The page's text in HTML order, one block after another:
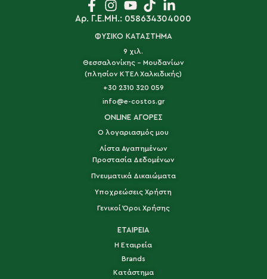
Αρ. Γ.Ε.ΜΗ.: 058634304000
ΦΥΣΙΚΟ ΚΑΤΑΣΤΗΜΑ
9 χιλ.
Θεσσαλονίκης - Μουδανίων
(πλησίον ΚΤΕΛ Χαλκιδικής)
+30 2310 320 059
info@e-costos.gr
ONLINE ΑΓΟΡΕΣ
Ο λογαριασμός μου
Λίστα Αγαπημένων
Προστασία Δεδομένων
Πνευματικά Δικαιώματα
Υποχρεώσεις Χρήστη
Γενικοί Όροι Χρήσης
ΕΤΑΙΡΕΙΑ
Η Εταιρεία
Brands
Κατάστημα